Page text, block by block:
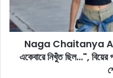
t
L
i
t
Naga Chaitanya
একেবারে নিখুঁত ছিল…", বিয়ের